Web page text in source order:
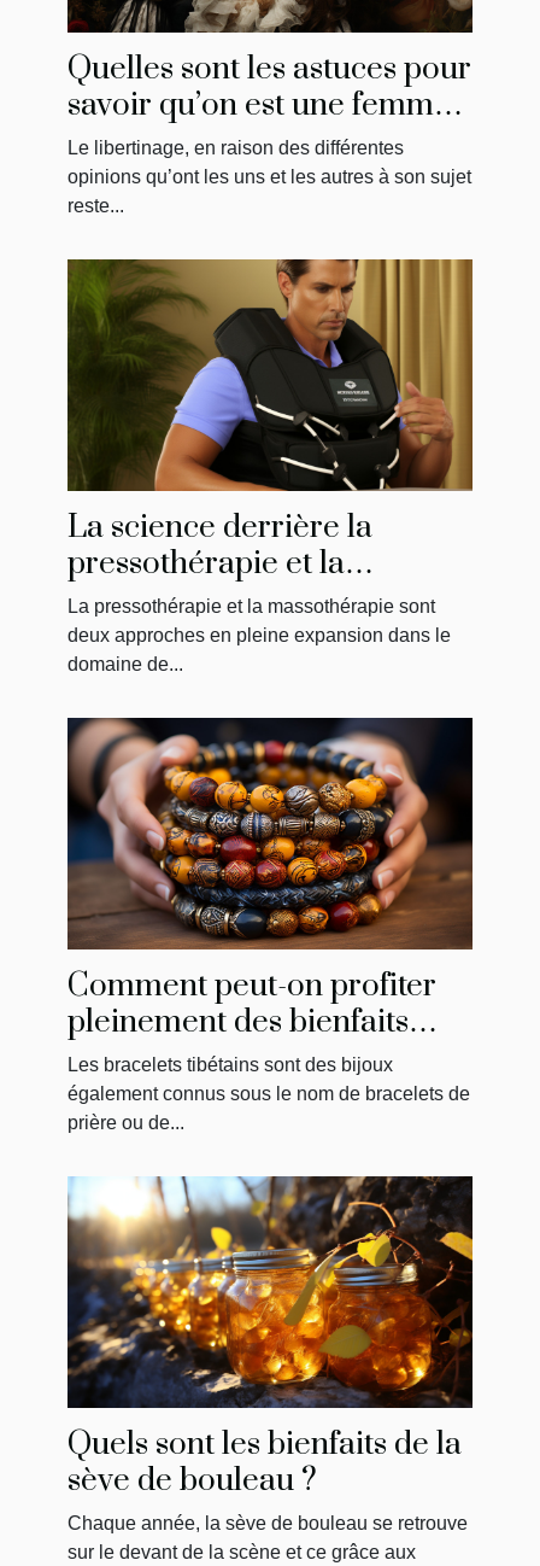
Quelles sont les astuces pour
savoir qu’on est une femme
libertine ?
Le libertinage, en raison des différentes
opinions qu’ont les uns et les autres à son sujet
reste...
La science derrière la
pressothérapie et la
massothérapie : Comment
ça fonctionne?
La pressothérapie et la massothérapie sont
deux approches en pleine expansion dans le
domaine de...
Comment peut-on profiter
pleinement des bienfaits
d’un bracelet tibétain ?
Les bracelets tibétains sont des bijoux
également connus sous le nom de bracelets de
prière ou de...
Quels sont les bienfaits de la
sève de bouleau ?
Chaque année, la sève de bouleau se retrouve
sur le devant de la scène et ce grâce aux